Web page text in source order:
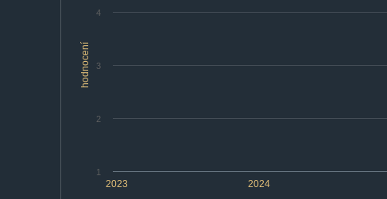
hodnocení
2023 2024
1
2
3
4